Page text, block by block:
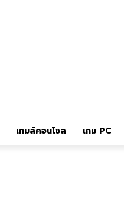
เกมส์คอนโซล เกม PC